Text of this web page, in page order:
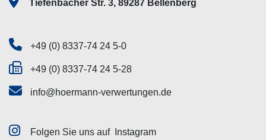
Tiefenbacher Str. 3, 89287 Bellenberg
+49 (0) 8337-74 24 5-0
+49 (0) 8337-74 24 5-28
info@hoermann-verwertungen.de
Folgen Sie uns auf
Instagram